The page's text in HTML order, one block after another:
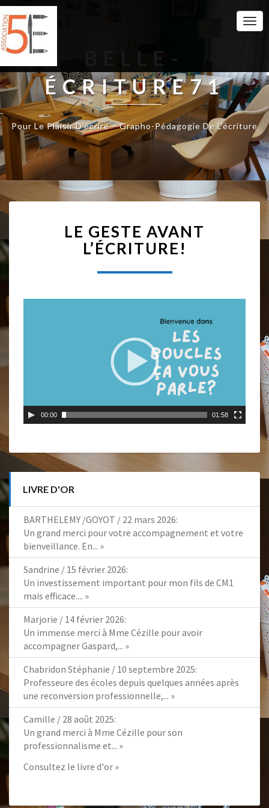
BELLE-
ÉCRITURE71
Pour Le Plaisir D'écrire – Grapho-Pédagogie De L'écriture
E
G
E
S
E
A
N
T
’
É
C
T
U
!
LE GESTE AVANT
L’ÉCRITURE!
d
o
00:00 01:58
LIVRE D'OR
BARTHELEMY /GOYOT / 22 mars 2026:
Un grand merci pour votre accompagnement et votre
bienveillance. En... »
Sandrine / 15 février 2026:
Un investissement important pour mon fils de CM1
mais efficace.... »
Marjorie / 14 février 2026:
Un immense merci à Mme Cézille pour avoir
accompagner Gaspard,... »
Chabridon Stéphanie / 10 septembre 2025:
Professeure des écoles depuis quelques années après
une reconversion professionnelle,... »
Camille / 28 août 2025:
Un grand merci à Mme Cézille pour son
professionnalisme et... »
Consultez le livre d'or »